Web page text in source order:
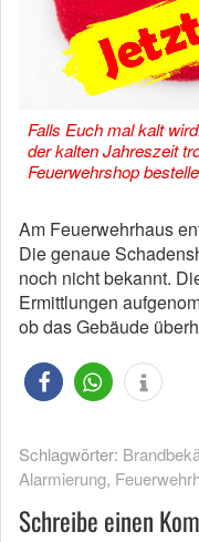
Falls Euch mal kalt
der kalten Jahreszeit
Feuerwehrshop
Am Feuerwehrhaus
Die genaue
noch nicht bekannt.
Ermittlungen
ob das Gebäude
Schlagwörter:
Alarmierung,
Schreibe einen